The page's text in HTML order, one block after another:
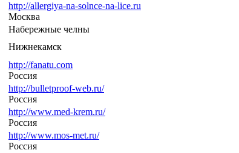
http://allergiya-na-solnce-na-lice.ru
Москва
Набережные челны
Нижнекамск
http://fanatu.com
Россия
http://bulletproof-web.ru/
Россия
http://www.med-krem.ru/
Россия
http://www.mos-met.ru/
Россия